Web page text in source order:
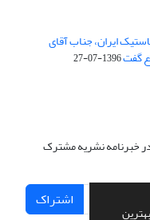
ایران، جناب آقای
گفت1396-07-27
خبرنامه نشریه مشترک
اشتراک